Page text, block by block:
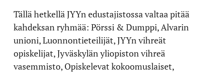
Tällä hetkellä JYYn edustajistossa valtaa pitää
kahdeksan ryhmää: Pörssi & Dumppi, Alvarin
unioni, Luonnontieteilijät, JYYn vihreät
opiskelijat, Jyväskylän yliopiston vihreä
vasemmisto, Opiskelevat kokoomuslaiset,